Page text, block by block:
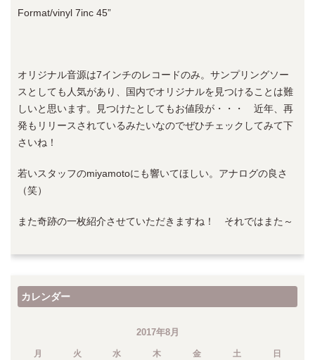
Format/vinyl 7inc 45”
オリジナル音源は7インチのレコードのみ。サンプリングソー
スとしても人気があり、国内でオリジナルを見つけることは難
しいと思います。見つけたとしてもお値段が・・・ 近年、再
発もリリースされているみたいなのでぜひチェックしてみて下
さいね！
若いスタッフのmiyamotoにも響いてほしい。アナログの良さ
（笑）
また奇跡の一枚紹介させていただきますね！ それではまた～
カレンダー
2017年8月
月 火 水 木 金 土 日